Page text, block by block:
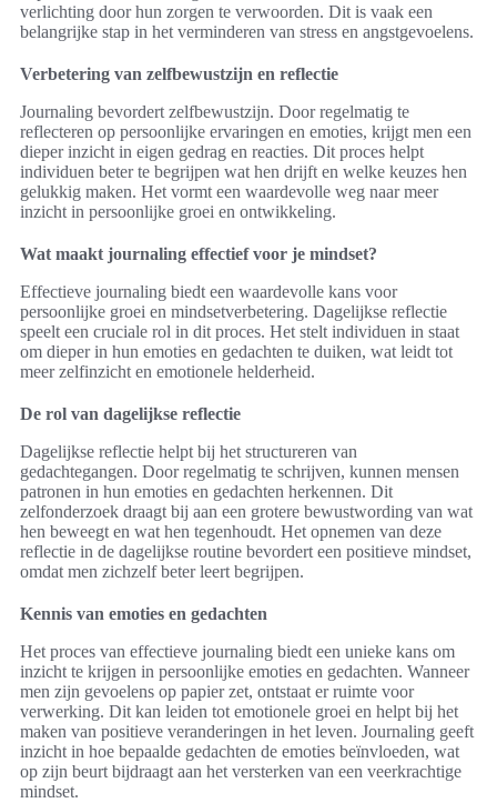
verlichting door hun zorgen te verwoorden. Dit is vaak een
belangrijke stap in het verminderen van stress en angstgevoelens.
Verbetering van zelfbewustzijn en reflectie
Journaling bevordert zelfbewustzijn. Door regelmatig te
reflecteren op persoonlijke ervaringen en emoties, krijgt men een
dieper inzicht in eigen gedrag en reacties. Dit proces helpt
individuen beter te begrijpen wat hen drijft en welke keuzes hen
gelukkig maken. Het vormt een waardevolle weg naar meer
inzicht in persoonlijke groei en ontwikkeling.
Wat maakt journaling effectief voor je mindset?
Effectieve journaling biedt een waardevolle kans voor
persoonlijke groei en mindsetverbetering. Dagelijkse reflectie
speelt een cruciale rol in dit proces. Het stelt individuen in staat
om dieper in hun emoties en gedachten te duiken, wat leidt tot
meer zelfinzicht en emotionele helderheid.
De rol van dagelijkse reflectie
Dagelijkse reflectie helpt bij het structureren van
gedachtegangen. Door regelmatig te schrijven, kunnen mensen
patronen in hun emoties en gedachten herkennen. Dit
zelfonderzoek draagt bij aan een grotere bewustwording van wat
hen beweegt en wat hen tegenhoudt. Het opnemen van deze
reflectie in de dagelijkse routine bevordert een positieve mindset,
omdat men zichzelf beter leert begrijpen.
Kennis van emoties en gedachten
Het proces van effectieve journaling biedt een unieke kans om
inzicht te krijgen in persoonlijke emoties en gedachten. Wanneer
men zijn gevoelens op papier zet, ontstaat er ruimte voor
verwerking. Dit kan leiden tot emotionele groei en helpt bij het
maken van positieve veranderingen in het leven. Journaling geeft
inzicht in hoe bepaalde gedachten de emoties beïnvloeden, wat
op zijn beurt bijdraagt aan het versterken van een veerkrachtige
mindset.